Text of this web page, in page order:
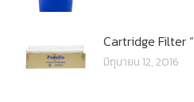
Cartridge Filter
มิถุนายน 12, 2016